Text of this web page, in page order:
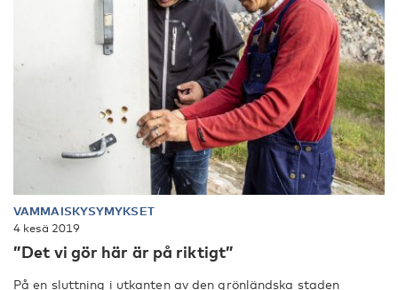
VAMMAISKYSYMYKSET
4 kesä 2019
”Det vi gör här är på riktigt”
På en sluttning i utkanten av den grönländska staden